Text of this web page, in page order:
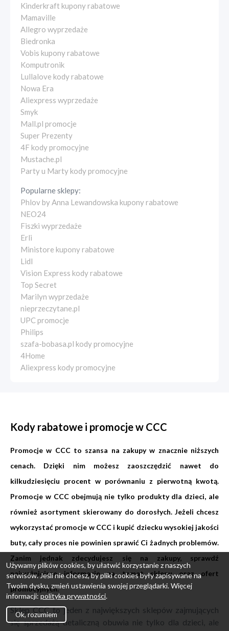
Kinderkraft kupony rabatowe
Mamaville
Allegro wyprzedaże
Biedronka
Vobis kupony rabatowe
Komputronik
Lullalove kody rabatowe
Nowa Era
Aliexpress wyprzedaże
Smyk
Mall.pl promocje
Super Prezenty
4F kody promocyjne
Mustache.pl
Party u Marty kody promocyjne
Popularne sklepy:
Phlov by Anna Lewandowska kupony rabatowe
NEO24
Fiszki wyprzedaże
Erli
Ministore kupony rabatowe
Lidl
Vision Express kody rabatowe
Top Secret
Marilyn wyprzedaże
nieprzeczytane.pl
UPC promocje
Philips
szafa-bobasa.pl kody promocyjne
4Home
Aliexpress kody promocyjne
Kody rabatowe i promocje w CCC
Promocje w CCC to szansa na zakupy w znacznie niższych
cenach. Dzięki nim możesz zaoszczędzić nawet do
kilkudziesięciu procent w porównaniu z pierwotną kwotą.
Promocje w CCC obejmują nie tylko produkty dla dzieci, ale
również asortyment skierowany do dorosłych. Jeżeli chcesz
wykorzystać promocje w CCC i kupić dziecku wysokiej jakości
buty, cały proces nie powinien sprawić Ci żadnych problemów.
Zanim jednak zdecydujesz się na zakupy, sprawdź
najważniejsze informacje na temat sklepu oraz ofert
promocyjnych.
Sklep CCC to jeden z największych sklepów zajmujących
się sprzedażą detaliczną obuwia nie tylko dla dzieci, ale
Używamy plików cookies, by ułatwić korzystanie z naszych
serwisów. Jeśli nie chcesz, by pliki cookies były zapisywane na
Twoim dysku, zmień ustawienia swojej przeglądarki. Więcej
informacji: polityka prywatności.
Ok, rozumiem